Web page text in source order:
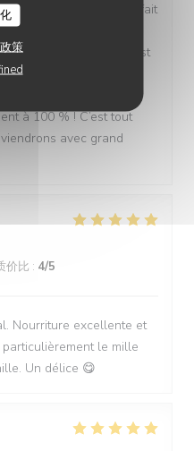
策
moment ! Tout était parfait
irréprochable, et
Toute l’équipe est
nombreuses petites
Nous
à 100 % ! C’est tout
avec grand
价比 : 4/5
Nourriture excellente et
le mille
Un délice 😋